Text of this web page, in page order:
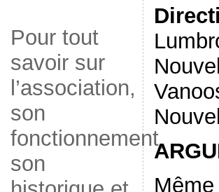
Pour tout
savoir sur
l’association,
son
fonctionnement,
son